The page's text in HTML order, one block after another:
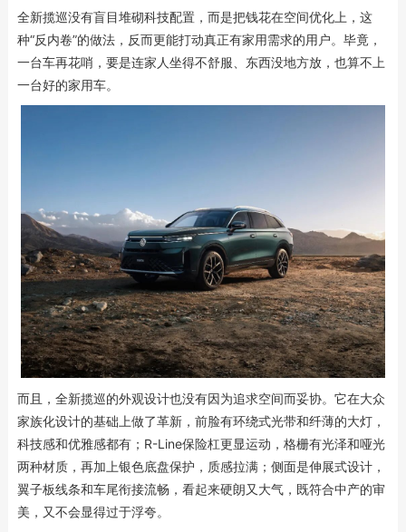
全新揽巡没有盲目堆砌科技配置，而是把钱花在空间优化上，这
种“反内卷”的做法，反而更能打动真正有家用需求的用户。毕竟，
一台车再花哨，要是连家人坐得不舒服、东西没地方放，也算不上
一台好的家用车。
而且，全新揽巡的外观设计也没有因为追求空间而妥协。它在大众
家族化设计的基础上做了革新，前脸有环绕式光带和纤薄的大灯，
科技感和优雅感都有；R-Line保险杠更显运动，格栅有光泽和哑光
两种材质，再加上银色底盘保护，质感拉满；侧面是伸展式设计，
翼子板线条和车尾衔接流畅，看起来硬朗又大气，既符合中产的审
美，又不会显得过于浮夸。